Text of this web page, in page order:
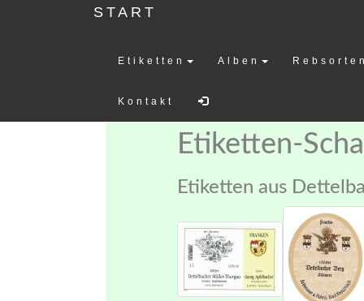
START
Etiketten Alben
Kontakt
Etiketten-
Etiketten aus